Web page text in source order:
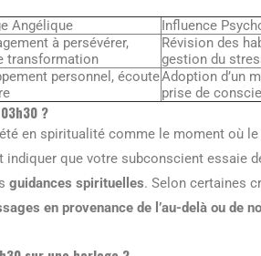
Angélique
Influence
à persévérer,
transformation
Révision des
gestion du
personnel, écouteAdoption d’un
prise de
?
en spiritualité comme le moment où le
indiquer que votre subconscient essaie
guidances spirituelles. Selon certaines
en provenance de l’au-delà ou de